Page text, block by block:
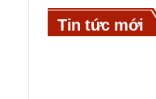
Tin tức mới